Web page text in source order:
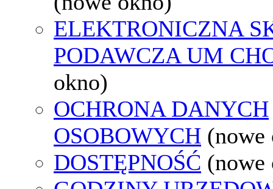
ELEKTRONICZNA
PODAWCZA UM
okno)
OCHRONA DANYCH
OSOBOWYCH (nowe
DOSTĘPNOŚĆ (nowe